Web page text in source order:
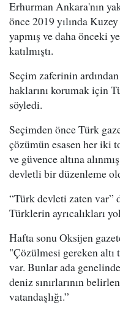
Erhurman Ankara'nın
önce 2019 yılında
yapmış ve daha önceki
katılmıştı.
Seçim zaferinin
haklarını korumak için
söyledi.
Seçimden önce Türk
çözümün esasen her iki
ve güvence altına
devletli bir düzenleme
“Türk devleti zaten var”
Türklerin ayrıcalıkları
Hafta sonu Oksijen
"Çözülmesi gereken
var. Bunlar ada
deniz sınırlarının
vatandaşlığı.”